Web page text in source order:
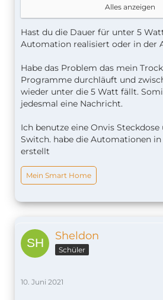
In dieser bzw. über den Router
einstellen.
Abschalten bei Standby
Leistung für die ausgewählte
hat (z.B. im Standby), wird das
automatisch abgeschaltet.
LeistungsschwelleWatt
Dauer Minuten
5 MINUTEN
einstellen.
oder on ) angezeigt.
wenn die Steckdose ausschaltet
einer bestimmten Farbe angehen.
Somit wird mir dann noch
Alles anzeigen
Hast du die Dauer für unter 5
Automation realisiert oder in der
Habe das Problem das mein
Programme durchläuft und
wieder unter die 5 Watt fällt.
jedesmal eine Nachricht.
Ich benutze eine Onvis
Switch. habe die Automationen
erstellt
Mein Smart Home
Sheldon
Schüler
10. Juni 2021